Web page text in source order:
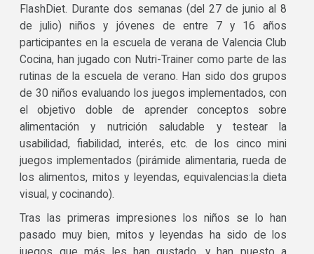
FlashDiet. Durante dos semanas (del 27 de junio al 8
de julio) niños y jóvenes de entre 7 y 16 años
participantes en la escuela de verana de Valencia Club
Cocina, han jugado con Nutri-Trainer como parte de las
rutinas de la escuela de verano. Han sido dos grupos
de 30 niños evaluando los juegos implementados, con
el objetivo doble de aprender conceptos sobre
alimentación y nutrición saludable y testear la
usabilidad, fiabilidad, interés, etc. de los cinco mini
juegos implementados (pirámide alimentaria, rueda de
los alimentos, mitos y leyendas, equivalencias:la dieta
visual, y cocinando).
Tras las primeras impresiones los niños se lo han
pasado muy bien, mitos y leyendas ha sido de los